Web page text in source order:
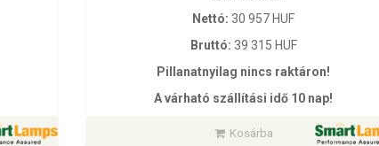
Nettó: 30 957 HUF
Bruttó: 39 315 HUF
Pillanatnyilag nincs raktáron!
A várható szállítási idő 10 nap!
Kosárba